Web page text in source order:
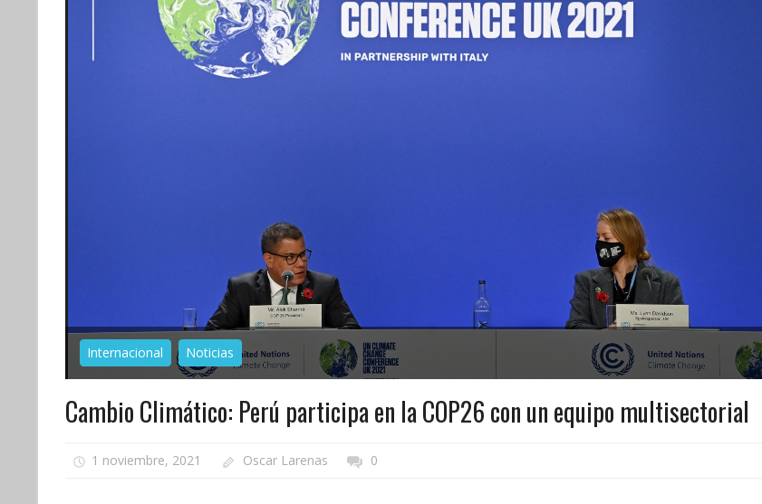
Internacional Noticias
Cambio Climático: Perú participa en la COP26 con un equipo multisectorial
1 noviembre, 2021 Oscar Larenas 0